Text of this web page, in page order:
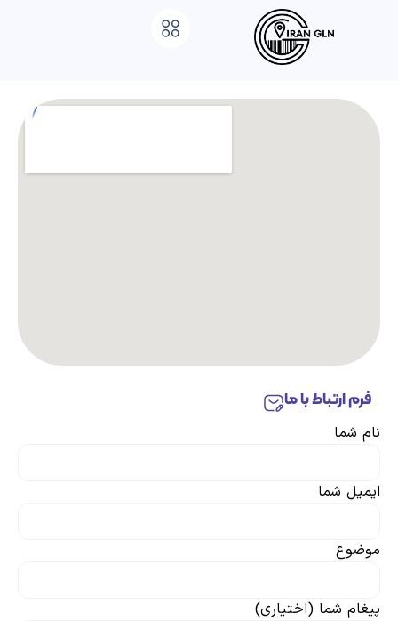
فرم ارتباط با ما
نام شما
ایمیل شما
موضوع
پیغام شما (اختیاری)